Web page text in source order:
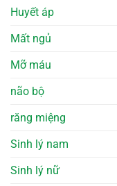
Huyết áp
Mất ngủ
Mỡ máu
não bộ
răng miệng
Sinh lý nam
Sinh lý nữ